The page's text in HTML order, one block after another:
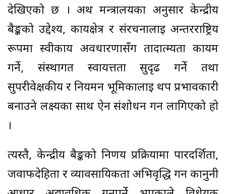
देखिएको छ । अर्थ मन्त्रालयका अनुसार केन्द्रीय
बैङ्कको उद्देश्य, कार्यक्षेत्र र संरचनालाई अन्तरराष्ट्रिय
रूपमा स्वीकार्य अवधारणासँग तादात्म्यता कायम
गर्ने, संस्थागत स्वायत्तता सुदृढ गर्ने तथा
सुपरीवेक्षकीय र नियमन भूमिकालाई थप प्रभावकारी
बनाउने लक्ष्यका साथ ऐन संशोधन गर्न लागिएको हो
।
त्यस्तै, केन्द्रीय बैङ्कको निर्णय प्रक्रियामा पारदर्शिता,
जवाफदेहिता र व्यावसायिकता अभिवृद्धि गर्न कानुनी